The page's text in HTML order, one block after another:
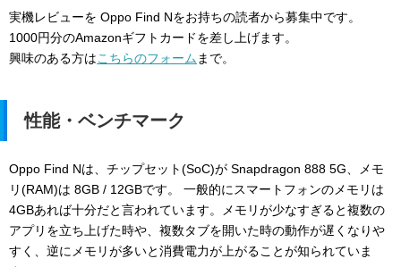
実機レビューを Oppo Find Nをお持ちの読者から募集中です。
1000円分のAmazonギフトカードを差し上げます。
興味のある方はこちらのフォームまで。
性能・ベンチマーク
Oppo Find Nは、チップセット(SoC)が Snapdragon 888 5G、メモ
リ(RAM)は 8GB / 12GBです。 一般的にスマートフォンのメモリは
4GBあれば十分だと言われています。メモリが少なすぎると複数の
アプリを立ち上げた時や、複数タブを開いた時の動作が遅くなりや
すく、逆にメモリが多いと消費電力が上がることが知られていま